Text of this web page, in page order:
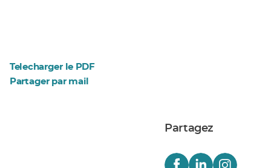
Telecharger le PDF
Partager par mail
Partagez